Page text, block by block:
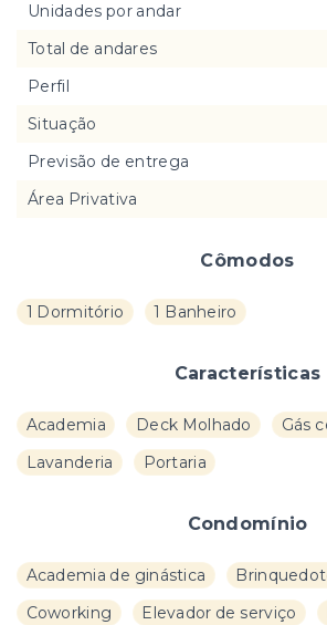
Cômodos
1 Dormitório 1 Banheiro
Características
Academia Deck Molhado
Gás
Lavanderia
Portaria
Condomínio
Academia de ginástica
Coworking
Elevador de serviço
Unidades por andar
Total de andares
Perfil
Situação
Previsão de entrega
Área Privativa